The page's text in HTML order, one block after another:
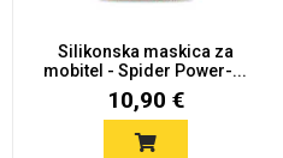
Silikonska maskica za
mobitel - Spider Power-...
10,90 €